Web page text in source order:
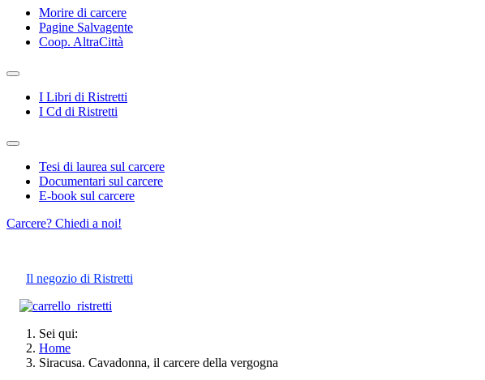
Morire di carcere
Pagine Salvagente
Coop. AltraCittà
I Libri di Ristretti
I Cd di Ristretti
Tesi di laurea sul carcere
Documentari sul carcere
E-book sul carcere
Carcere? Chiedi a noi!
Il negozio di Ristretti
Sei qui:
Home
Siracusa. Cavadonna, il carcere della vergogna